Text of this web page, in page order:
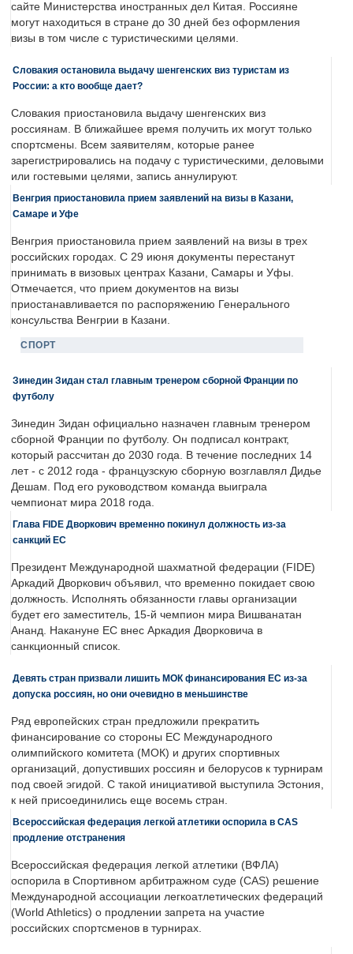
сайте Министерства иностранных дел Китая. Россияне
могут находиться в стране до 30 дней без оформления
визы в том числе с туристическими целями.
Словакия остановила выдачу шенгенских виз туристам из
России: а кто вообще дает?
Словакия приостановила выдачу шенгенских виз
россиянам. В ближайшее время получить их могут только
спортсмены. Всем заявителям, которые ранее
зарегистрировались на подачу с туристическими, деловыми
или гостевыми целями, запись аннулируют.
Венгрия приостановила прием заявлений на визы в Казани,
Самаре и Уфе
Венгрия приостановила прием заявлений на визы в трех
российских городах. С 29 июня документы перестанут
принимать в визовых центрах Казани, Самары и Уфы.
Отмечается, что прием документов на визы
приостанавливается по распоряжению Генерального
консульства Венгрии в Казани.
СПОРТ
Зинедин Зидан стал главным тренером сборной Франции по
футболу
Зинедин Зидан официально назначен главным тренером
сборной Франции по футболу. Он подписал контракт,
который рассчитан до 2030 года. В течение последних 14
лет - с 2012 года - французскую сборную возглавлял Дидье
Дешам. Под его руководством команда выиграла
чемпионат мира 2018 года.
Глава FIDE Дворкович временно покинул должность из-за
санкций ЕС
Президент Международной шахматной федерации (FIDE)
Аркадий Дворкович объявил, что временно покидает свою
должность. Исполнять обязанности главы организации
будет его заместитель, 15-й чемпион мира Вишванатан
Ананд. Накануне ЕС внес Аркадия Дворковича в
санкционный список.
Девять стран призвали лишить МОК финансирования ЕС из-за
допуска россиян, но они очевидно в меньшинстве
Ряд европейских стран предложили прекратить
финансирование со стороны ЕС Международного
олимпийского комитета (МОК) и других спортивных
организаций, допустивших россиян и белорусов к турнирам
под своей эгидой. С такой инициативой выступила Эстония,
к ней присоединились еще восемь стран.
Всероссийская федерация легкой атлетики оспорила в CAS
продление отстранения
Всероссийская федерация легкой атлетики (ВФЛА)
оспорила в Спортивном арбитражном суде (CAS) решение
Международной ассоциации легкоатлетических федераций
(World Athletics) о продлении запрета на участие
российских спортсменов в турнирах.